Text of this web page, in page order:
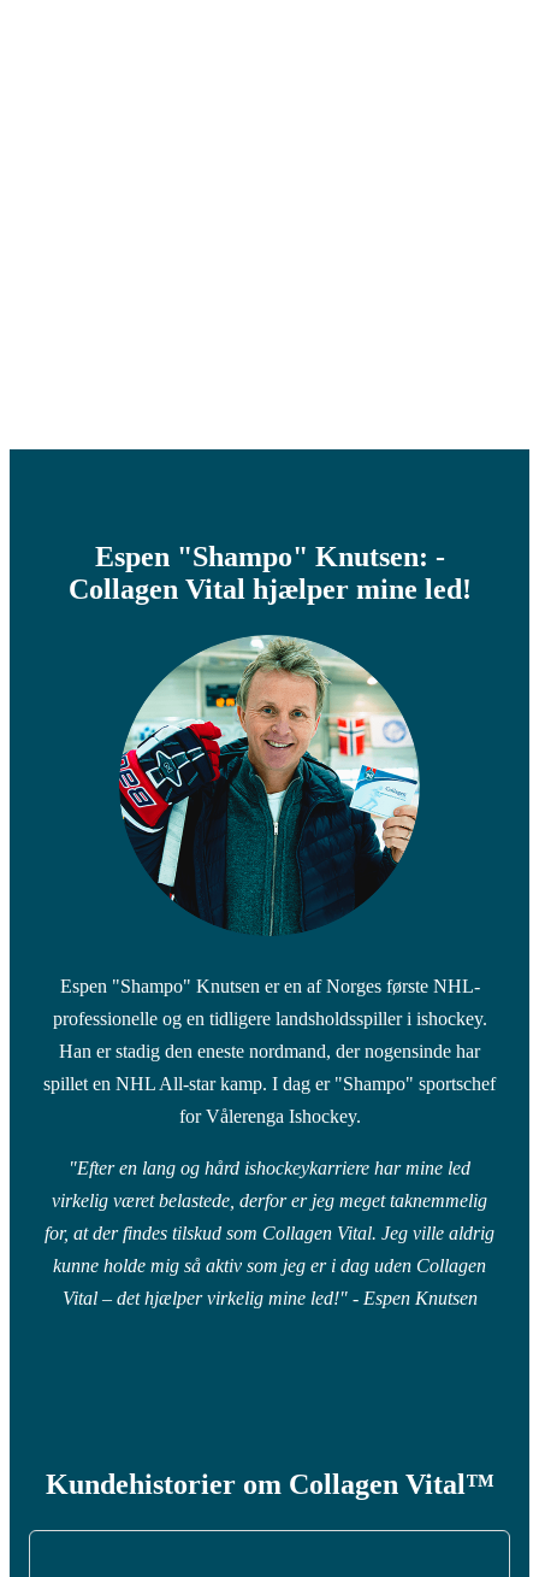
Espen "Shampo" Knutsen: -
Collagen Vital hjælper mine led!
Espen "Shampo" Knutsen er en af Norges første NHL-
professionelle og en tidligere landsholdsspiller i ishockey.
Han er stadig den eneste nordmand, der nogensinde har
spillet en NHL All-star kamp. I dag er "Shampo" sportschef
for Vålerenga Ishockey.
"Efter en lang og hård ishockeykarriere har mine led
virkelig været belastede, derfor er jeg meget taknemmelig
for, at der findes tilskud som Collagen Vital. Jeg ville aldrig
kunne holde mig så aktiv som jeg er i dag uden Collagen
Vital – det hjælper virkelig mine led!" - Espen Knutsen
Kundehistorier om Collagen Vital™